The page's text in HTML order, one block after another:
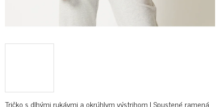
Tričko s dlhými rukávmi a okrúhlym výstrihom | Spustené ramená